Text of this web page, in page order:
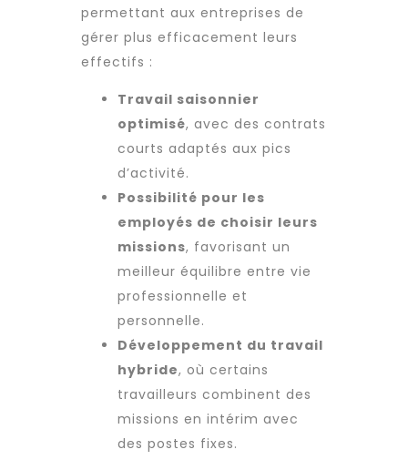
permettant aux entreprises de
gérer plus efficacement leurs
effectifs :
Travail saisonnier
optimisé, avec des contrats
courts adaptés aux pics
d’activité.
Possibilité pour les
employés de choisir leurs
missions, favorisant un
meilleur équilibre entre vie
professionnelle et
personnelle.
Développement du travail
hybride, où certains
travailleurs combinent des
missions en intérim avec
des postes fixes.